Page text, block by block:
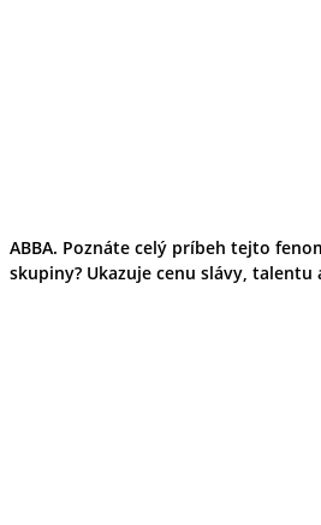
ABBA. Poznáte celý príbeh tejto
skupiny? Ukazuje cenu slávy,